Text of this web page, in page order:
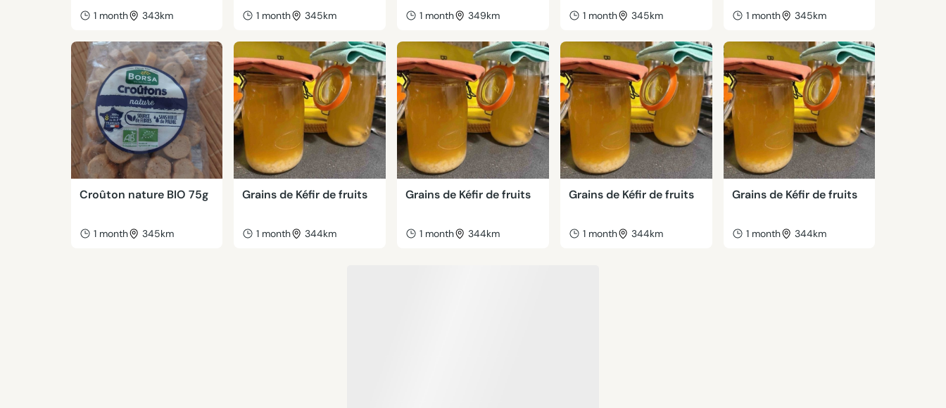
1 month 343km 1 month 345km 1 month 349km 1 month 345km 1 month 345km
Croûton nature BIO 75g
1 month 345km
Grains de Kéfir de fruits
1 month 344km
Grains de Kéfir de fruits
1 month 344km
Grains de Kéfir de fruits
1 month 344km
Grains de Kéfir de fruits
1 month 344km